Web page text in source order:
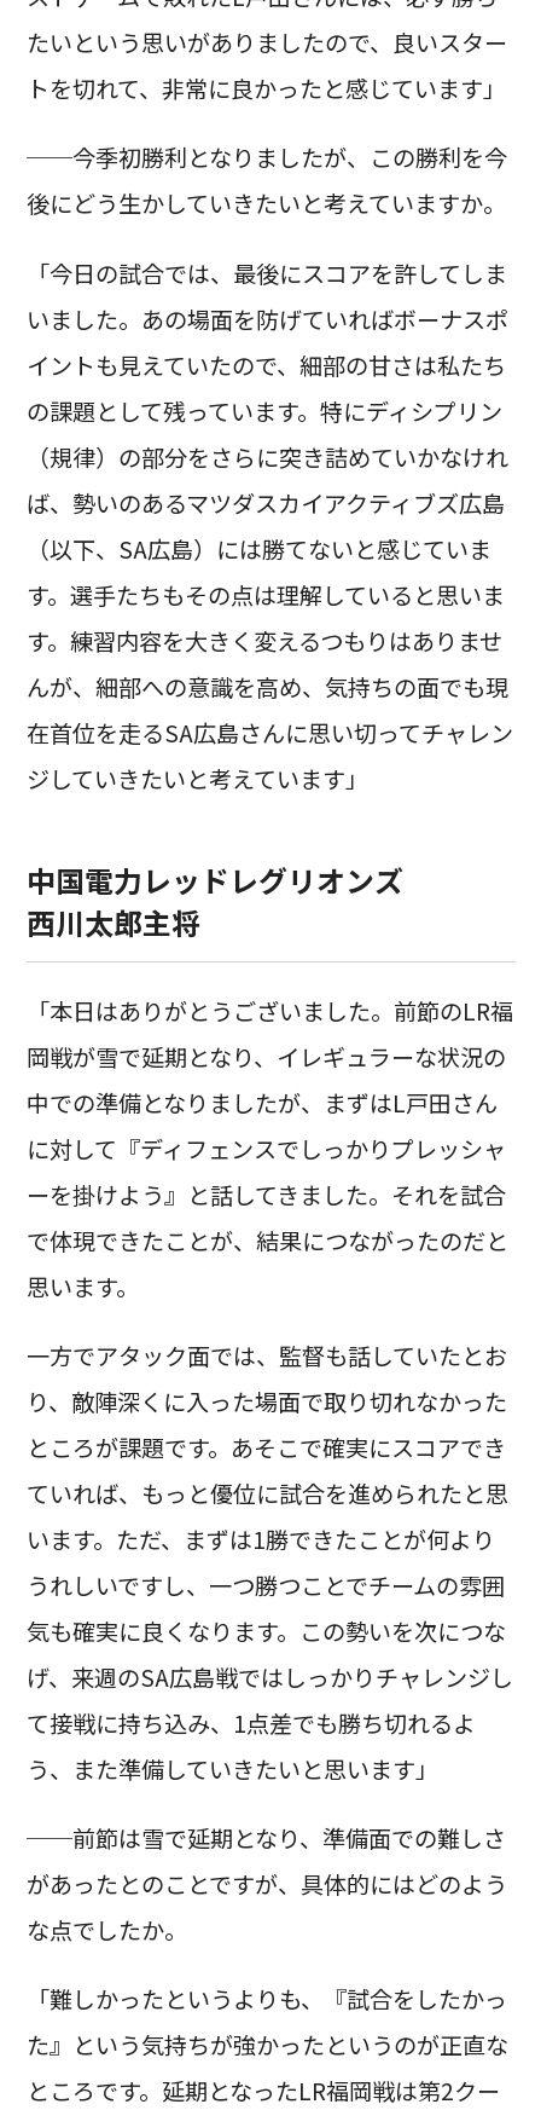
たいという思いがありましたので、良いスター
トを切れて、非常に良かったと感じています」
──今季初勝利となりましたが、この勝利を今
後にどう生かしていきたいと考えていますか。
「今日の試合では、最後にスコアを許してしま
いました。あの場面を防げていればボーナスポ
イントも見えていたので、細部の甘さは私たち
の課題として残っています。特にディシプリン
（規律）の部分をさらに突き詰めていかなけれ
ば、勢いのあるマツダスカイアクティブズ広島
（以下、SA広島）には勝てないと感じていま
す。選手たちもその点は理解していると思いま
す。練習内容を大きく変えるつもりはありませ
んが、細部への意識を高め、気持ちの面でも現
在首位を走るSA広島さんに思い切ってチャレン
ジしていきたいと考えています」
中国電力レッドレグリオンズ
西川太郎主将
「本日はありがとうございました。前節のLR福
岡戦が雪で延期となり、イレギュラーな状況の
中での準備となりましたが、まずはL戸田さん
に対して『ディフェンスでしっかりプレッシャ
ーを掛けよう』と話してきました。それを試合
で体現できたことが、結果につながったのだと
思います。
一方でアタック面では、監督も話していたとお
り、敵陣深くに入った場面で取り切れなかった
ところが課題です。あそこで確実にスコアでき
ていれば、もっと優位に試合を進められたと思
います。ただ、まずは1勝できたことが何より
うれしいですし、一つ勝つことでチームの雰囲
気も確実に良くなります。この勢いを次につな
げ、来週のSA広島戦ではしっかりチャレンジし
て接戦に持ち込み、1点差でも勝ち切れるよ
う、また準備していきたいと思います」
──前節は雪で延期となり、準備面での難しさ
があったとのことですが、具体的にはどのよう
な点でしたか。
「難しかったというよりも、『試合をしたかっ
た』という気持ちが強かったというのが正直な
ところです。延期となったLR福岡戦は第2クー